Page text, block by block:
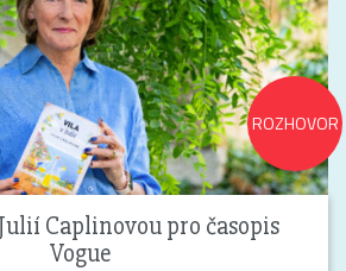
Caplinovou pro časopis
Vogue
ROZHOVOR